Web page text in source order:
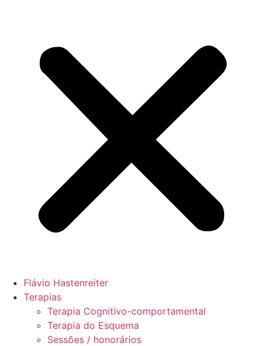
Flávio Hastenreiter
Terapias
Terapia Cognitivo-comportamental
Terapia do Esquema
Sessões / honorários